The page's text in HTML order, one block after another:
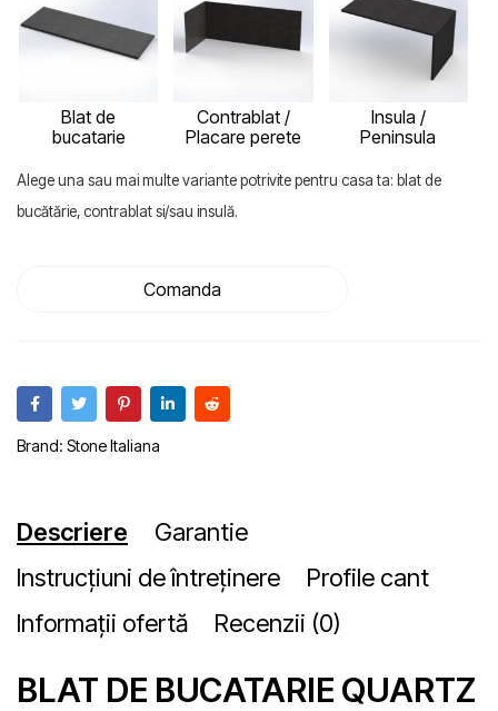
Blat de
bucatarie
Contrablat /
Placare perete
Insula /
Peninsula
Alege una sau mai multe variante potrivite pentru casa ta: blat de
bucătărie, contrablat si/sau insulă.
Comanda
Brand: Stone Italiana
Descriere
Garantie
Instrucțiuni de întreținere
Profile cant
Informații ofertă
Recenzii (0)
BLAT DE BUCATARIE QUARTZ